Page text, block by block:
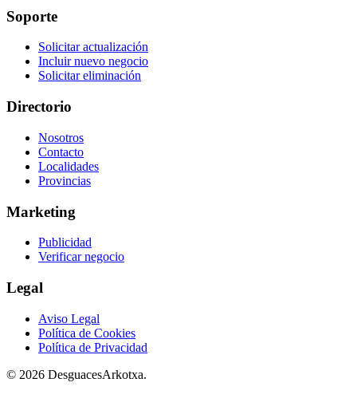
Soporte
Solicitar actualización
Incluir nuevo negocio
Solicitar eliminación
Directorio
Nosotros
Contacto
Localidades
Provincias
Marketing
Publicidad
Verificar negocio
Legal
Aviso Legal
Política de Cookies
Política de Privacidad
© 2026 DesguacesArkotxa.